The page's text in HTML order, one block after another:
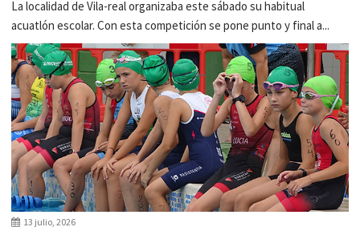
La localidad de Vila-real organizaba este sábado su habitual
acuatlón escolar. Con esta competición se pone punto y final a...
13 julio, 2026